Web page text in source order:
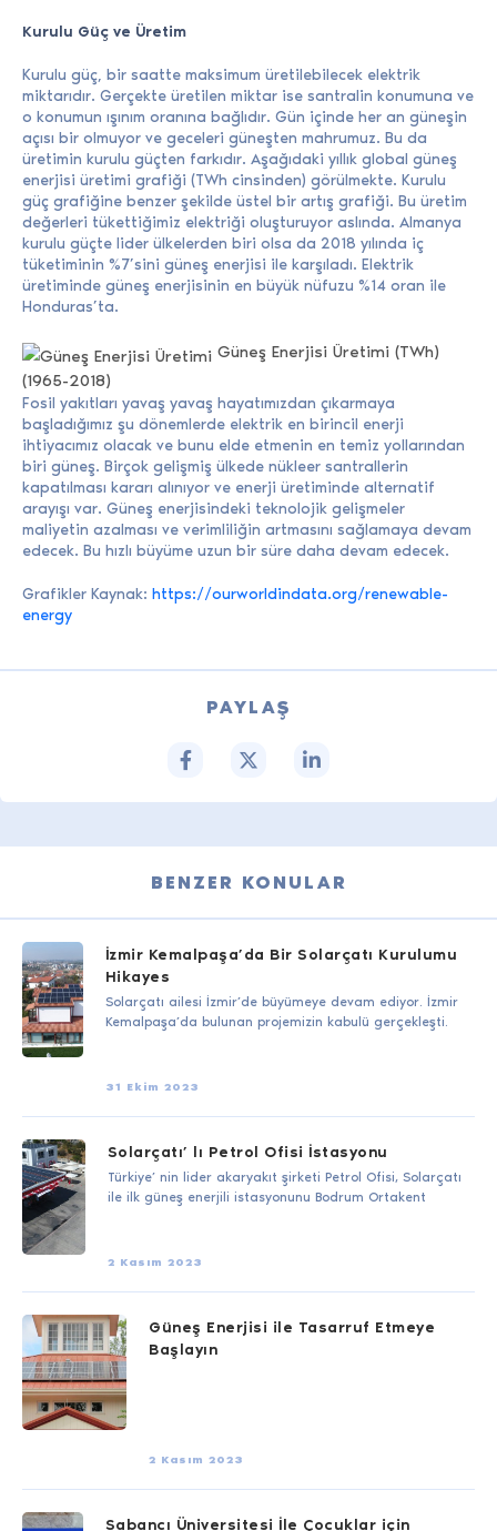
Kurulu Güç ve Üretim
Kurulu güç, bir saatte maksimum üretilebilecek elektrik
miktarıdır. Gerçekte üretilen miktar ise santralin konumuna ve
o konumun ışınım oranına bağlıdır. Gün içinde her an güneşin
açısı bir olmuyor ve geceleri güneşten mahrumuz. Bu da
üretimin kurulu güçten farkıdır. Aşağıdaki yıllık global güneş
enerjisi üretimi grafiği (TWh cinsinden) görülmekte. Kurulu
güç grafiğine benzer şekilde üstel bir artış grafiği. Bu üretim
değerleri tükettiğimiz elektriği oluşturuyor aslında. Almanya
kurulu güçte lider ülkelerden biri olsa da 2018 yılında iç
tüketiminin %7’sini güneş enerjisi ile karşıladı. Elektrik
üretiminde güneş enerjisinin en büyük nüfuzu %14 oran ile
Honduras’ta.
Güneş Enerjisi Üretimi (TWh)
(1965-2018)
Fosil yakıtları yavaş yavaş hayatımızdan çıkarmaya
başladığımız şu dönemlerde elektrik en birincil enerji
ihtiyacımız olacak ve bunu elde etmenin en temiz yollarından
biri güneş. Birçok gelişmiş ülkede nükleer santrallerin
kapatılması kararı alınıyor ve enerji üretiminde alternatif
arayışı var. Güneş enerjisindeki teknolojik gelişmeler
maliyetin azalması ve verimliliğin artmasını sağlamaya devam
edecek. Bu hızlı büyüme uzun bir süre daha devam edecek.
Grafikler Kaynak: https://ourworldindata.org/renewable-
energy
PAYLAŞ
BENZER KONULAR
İzmir Kemalpaşa’da Bir Solarçatı Kurulumu
Hikayes
Solarçatı ailesi İzmir’de büyümeye devam ediyor. İzmir
Kemalpaşa’da bulunan projemizin kabulü gerçekleşti.
31 Ekim 2023
Solarçatı’ lı Petrol Ofisi İstasyonu
Türkiye’ nin lider akaryakıt şirketi Petrol Ofisi, Solarçatı
ile ilk güneş enerjili istasyonunu Bodrum Ortakent
2 Kasım 2023
Güneş Enerjisi ile Tasarruf Etmeye
Başlayın
2 Kasım 2023
Sabancı Üniversitesi İle Çocuklar için